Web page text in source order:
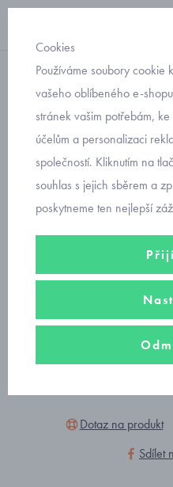
klasické
Mayoral set
ponožek
Dotaz na produkt
Sdílet
Cookies
Používáme soubory cookie
vašeho oblíbeného e-
stránek vašim potřebám,
účelům a personalizaci
společností. Kliknutím na
souhlas s jejich sběrem a
poskytneme ten nejlepší